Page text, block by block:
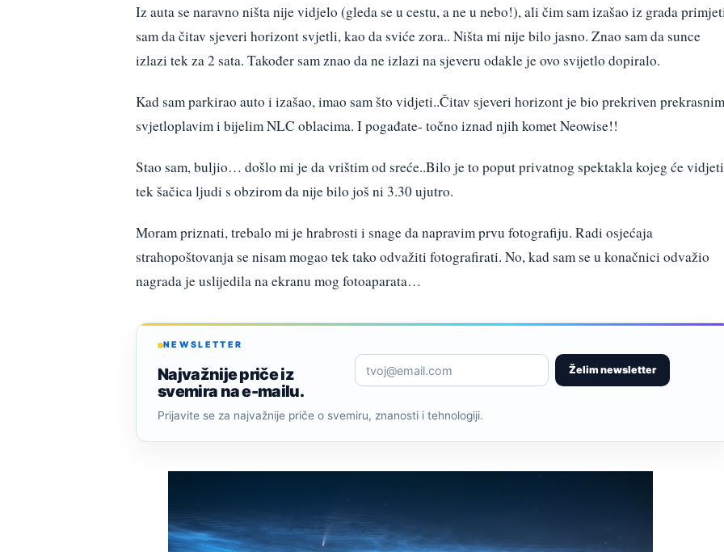
Iz auta se naravno ništa nije vidjelo (gleda se u cestu, a ne u nebo!), ali čim sam izašao iz grada
sam da čitav sjeveri horizont svjetli, kao da sviće zora.. Ništa mi nije bilo jasno. Znao sam da sunce
izlazi tek za 2 sata. Također sam znao da ne izlazi na sjeveru odakle je ovo svijetlo dopiralo.
Kad sam parkirao auto i izašao, imao sam što vidjeti..Čitav sjeveri horizont je bio prekriven prekrasnim
svjetloplavim i bijelim NLC oblacima. I pogađate- točno iznad njih komet Neowise!!
Stao sam, buljio… došlo mi je da vrištim od sreće..Bilo je to poput privatnog spektakla kojeg će vidjeti
tek šačica ljudi s obzirom da nije bilo još ni 3.30 ujutro.
Moram priznati, trebalo mi je hrabrosti i snage da napravim prvu fotografiju. Radi osjećaja
strahopoštovanja se nisam mogao tek tako odvažiti fotografirati. No, kad sam se u konačnici odvažio
nagrada je uslijedila na ekranu mog fotoaparata…
NEWSLETTER
Najvažnije priče iz
svemira na e-mailu.
Želim newsletter
Prijavite se za najvažnije priče o svemiru, znanosti i tehnologiji.